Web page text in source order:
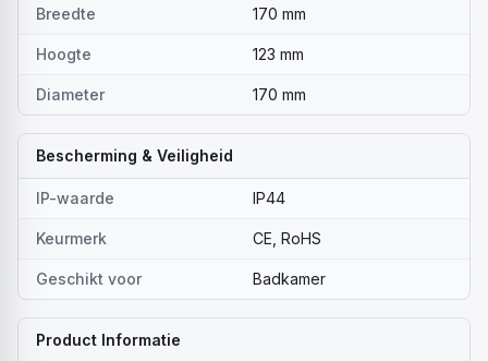
Breedte 170 mm
Hoogte 123 mm
Diameter 170 mm
Bescherming & Veiligheid
IP-waarde IP44
Keurmerk CE, RoHS
Geschikt voor Badkamer
Product Informatie